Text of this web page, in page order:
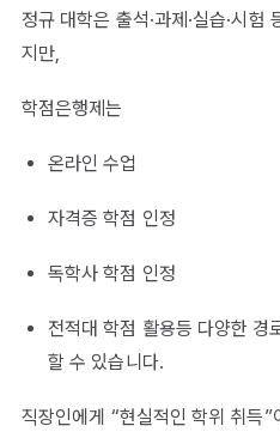
정규 대학은 출석·과제·실습·시
지만,
학점은행제는
온라인 수업
자격증 학점 인정
독학사 학점 인정
전적대 학점 활용등 다양한 경
할 수 있습니다.
직장인에게 “현실적인 학위 취득